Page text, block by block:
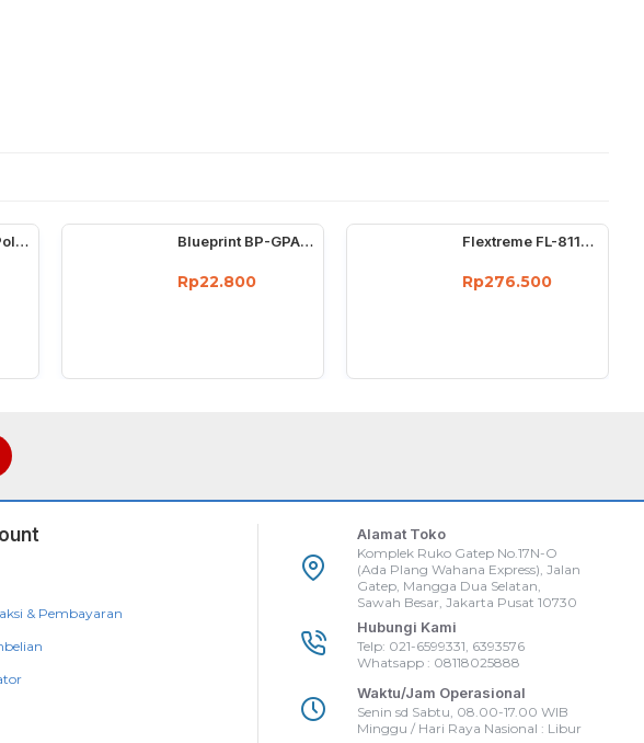
Autosol Metal Polish 50 Gram - Cream Poles Chrome Stainless 50G Blueprint BP-GPA4210 Photo Paper A4 Mawar
Rp22.800
Flextreme FL-8110SB-11-20AB Media Converter Single Core Sepasang
Rp276.500
& Pembayaran
Alamat Toko
Komplek Ruko Gatep No.17N-O
(Ada Plang Wahana Express), Jalan
Gatep, Mangga Dua Selatan,
Sawah Besar, Jakarta Pusat 10730
Hubungi Kami
Telp: 021-6599331, 6393576
Whatsapp : 08118025888
Waktu/Jam Operasional
Senin sd Sabtu, 08.00-17.00 WIB
Minggu / Hari Raya Nasional : Libur